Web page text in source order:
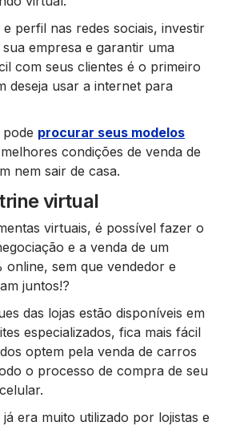
perfil nas redes sociais, investir
empresa e garantir uma
com seus clientes é o primeiro
deseja usar a internet para
procurar seus modelos
condições de venda de
nem sair de casa.
virtual
virtuais, é possível fazer o
e a venda de um
online, sem que vendedor e
juntos!?
das lojas estão disponíveis em
especializados, fica mais fácil
optem pela venda de carros
o processo de compra de seu
era muito utilizado por lojistas e